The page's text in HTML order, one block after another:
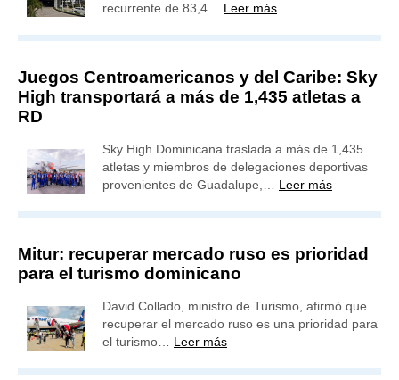
recurrente de 83,4… Leer más
Juegos Centroamericanos y del Caribe: Sky
High transportará a más de 1,435 atletas a
RD
Sky High Dominicana traslada a más de 1,435
atletas y miembros de delegaciones deportivas
provenientes de Guadalupe,… Leer más
Mitur: recuperar mercado ruso es prioridad
para el turismo dominicano
David Collado, ministro de Turismo, afirmó que
recuperar el mercado ruso es una prioridad para
el turismo… Leer más